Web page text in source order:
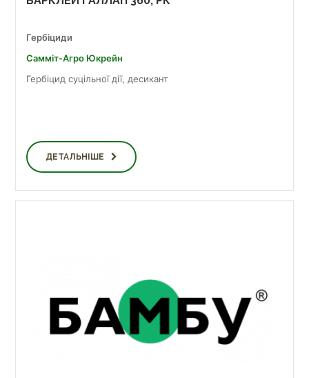
Гербіциди
Самміт-Агро Юкрейн
Гербіцид суцільної дії, десикант
ДЕТАЛЬНІШЕ